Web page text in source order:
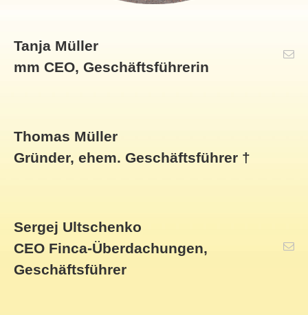
Tanja Müller
mm CEO, Geschäftsführerin
Thomas Müller
Gründer, ehem. Geschäftsführer †
Sergej Ultschenko
CEO Finca-Überdachungen,
Geschäftsführer